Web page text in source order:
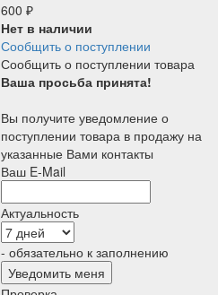
600₽
Нет в наличии
Сообщить о поступлении
Сообщить о поступлении товара
Ваша просьба принята!
Вы получите уведомление о
поступлении товара в продажу на
указанные Вами контакты
Ваш E-Mail
Актуальность
- обязательно к заполнению